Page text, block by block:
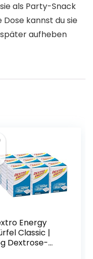
als Party-Snack
kannst du sie
aufheben
Energy
Classic |
Dextrose-